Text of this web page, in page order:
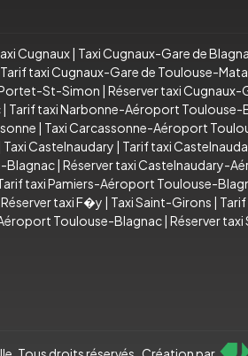
Cugnaux Taxi Cugnaux-Gare de
Tarif taxi Cugnaux-Gare de Toulouse-
St-Simon Réserver taxi
Tarif taxi Narbonne-Aéroport Toulouse-
Taxi Carcassonne-Aéroport
Taxi Castelnaudary Tarif taxi
Blagnac Réserver taxi Castelnaudary-
taxi Pamiers-Aéroport Toulouse-
Réserver taxi F�y Taxi Saint-Girons
Toulouse-Blagnac Réserver